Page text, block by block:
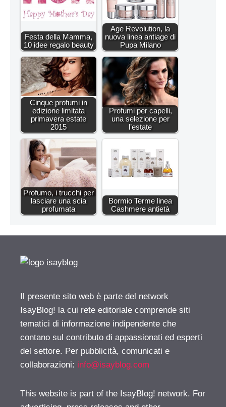
Festa della Mamma,
10 idee regalo beauty
Age Revolution, la
nuova linea antiage di
Pupa Milano
Cinque profumi in
edizione limitata
primavera estate
2015
Profumi per capelli,
una selezione per
l’estate
Profumo, i trucchi per
lasciare una scia
profumata
Bormio Terme linea
Cashmere antietà
Il presente sito web è parte del network
IsayBlog! la cui rete editoriale comprende siti
tematici di informazione indipendente che
contano sul contributo di appassionati ed esperti
del settore. Per pubblicità, comunicati e
collaborazioni: info@isayblog.com
This website is part of the IsayBlog! network. For